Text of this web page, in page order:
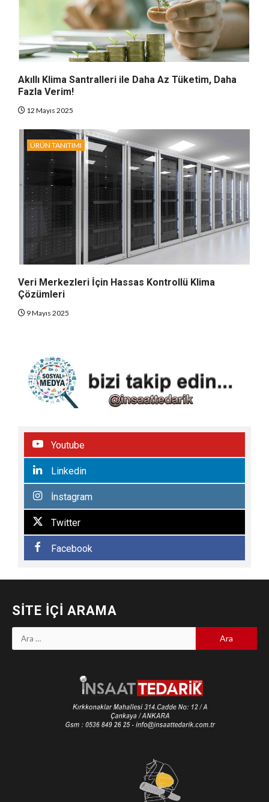
Akıllı Klima Santralleri ile Daha Az Tüketim, Daha
Fazla Verim!
12 Mayıs 2025
ÜRÜN TANITIMI
Veri Merkezleri İçin Hassas Kontrollü Klima
Çözümleri
9 Mayıs 2025
Youtube
Linkedin
İnstagram
Twitter
Facebook
SITE İÇI ARAMA
Arama: